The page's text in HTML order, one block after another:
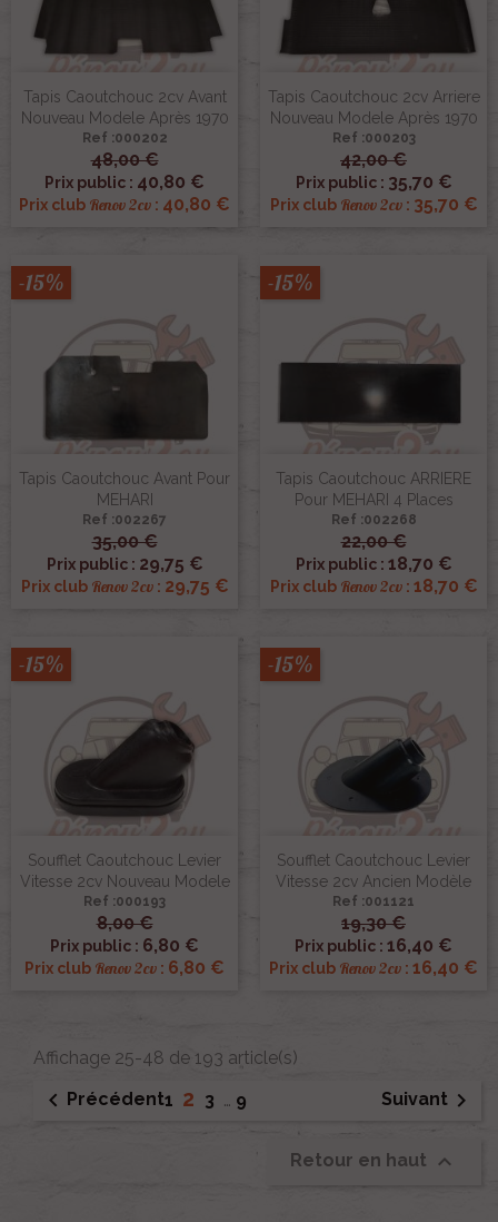
Tapis Caoutchouc 2cv Avant
Nouveau Modele Après 1970
Ref :000202
48,00 €
Prix public : 40,80 €
Prix club Renov 2cv : 40,80 €
Tapis Caoutchouc 2cv Arriere
Nouveau Modele Après 1970
Ref :000203
42,00 €
Prix public : 35,70 €
Prix club Renov 2cv: 35,70 €
Tapis Caoutchouc Avant Pour
MEHARI
Ref :002267
35,00 €
Prix public : 29,75 €
Prix club Renov 2cv: 29,75 €
-15%
Tapis Caoutchouc ARRIERE
Pour MEHARI 4 Places
Ref :002268
22,00 €
Prix public : 18,70 €
Prix club Renov 2cv: 18,70 €
-15%
Soufflet Caoutchouc Levier
Vitesse 2cv Nouveau Modele
Ref :000193
8,00 €
Prix public : 6,80 €
Prix club Renov 2cv : 6,80 €
-15%
Soufflet Caoutchouc Levier
Vitesse 2cv Ancien Modèle
Ref :001121
19,30 €
Prix public : 16,40 €
Prix club Renov 2cv : 16,40 €
-15%
Affichage 25-48 de 193 article(s)
 Précédent1 2 3 … 9 Suivant 
Retour en haut 